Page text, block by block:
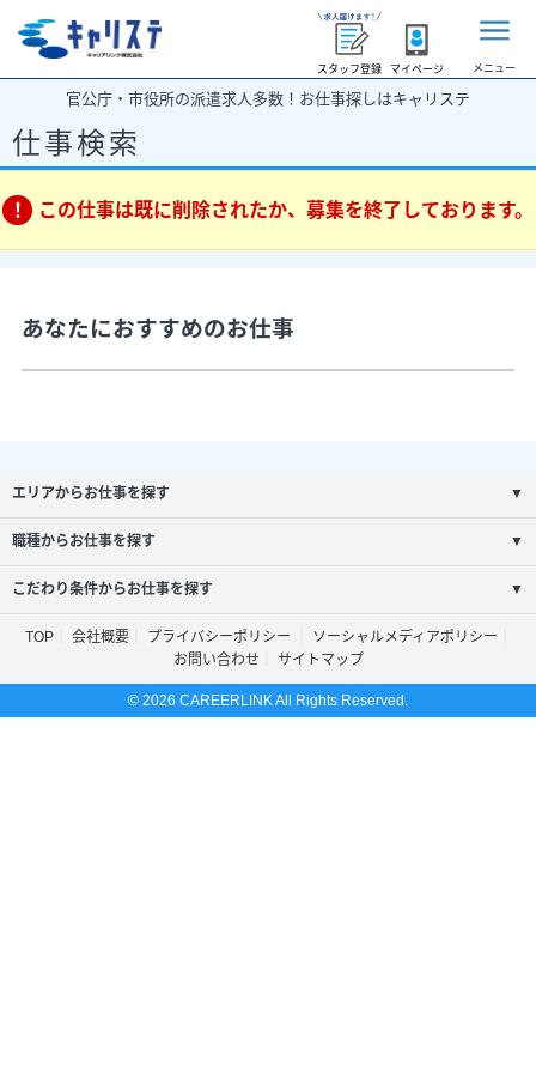
スタッフ登録 マイページ メニュー
官公庁・市役所の派遣求人多数！お仕事探しはキャリステ
仕事検索
この仕事は既に削除されたか、募集を終了しております。
あなたにおすすめのお仕事
エリアからお仕事を探す ▼
職種からお仕事を探す ▼
こだわり条件からお仕事を探す ▼
TOP 会社概要 プライバシーポリシー
ソーシャルメディアポリシー
お問い合わせ
サイトマップ
© 2026 CAREERLINK All Rights Reserved.